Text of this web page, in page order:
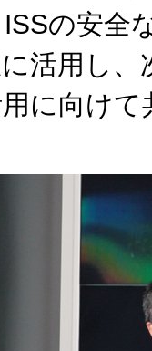
ISSの安全
活用し
に向け